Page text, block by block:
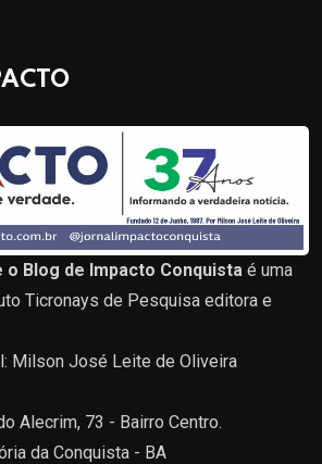
o Blog de Impacto Conquista é uma
Ticronays de Pesquisa editora e
Milson José Leite de Oliveira
Alecrim, 73 - Bairro Centro.
da Conquista - BA